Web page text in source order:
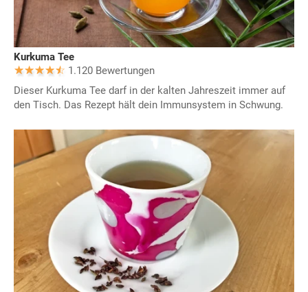
Kurkuma Tee
1.120 Bewertungen
Dieser Kurkuma Tee darf in der kalten Jahreszeit immer auf
den Tisch. Das Rezept hält dein Immunsystem in Schwung.